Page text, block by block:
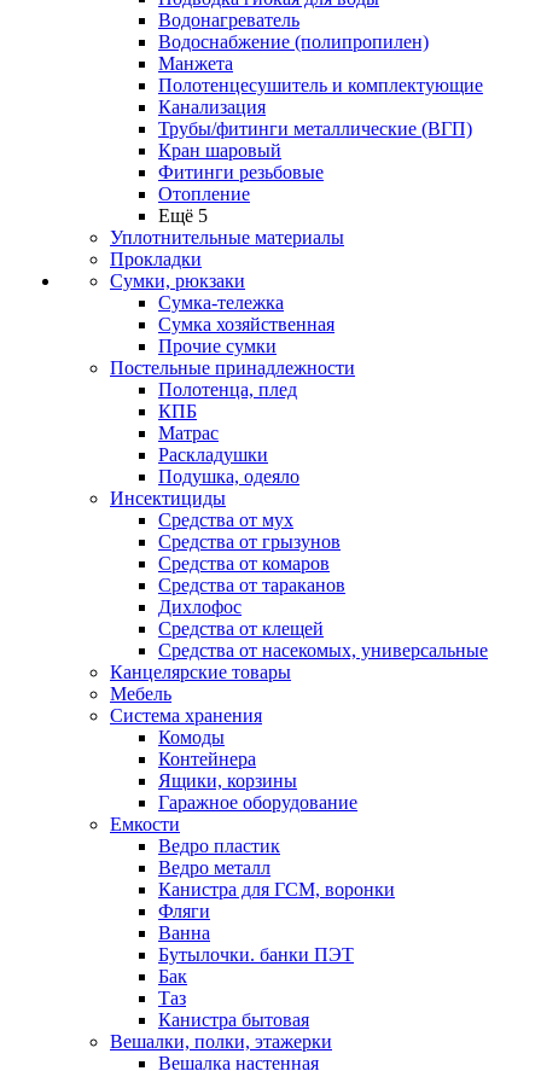
Водонагреватель
Водоснабжение (полипропилен)
Манжета
Полотенцесушитель и комплектующие
Канализация
Трубы/фитинги металлические (ВГП)
Кран шаровый
Фитинги резьбовые
Отопление
Ещё 5
Уплотнительные материалы
Прокладки
Сумки, рюкзаки
Сумка-тележка
Сумка хозяйственная
Прочие сумки
Постельные принадлежности
Полотенца, плед
КПБ
Матрас
Раскладушки
Подушка, одеяло
Инсектициды
Средства от мух
Средства от грызунов
Средства от комаров
Средства от тараканов
Дихлофос
Средства от клещей
Средства от насекомых, универсальные
Канцелярские товары
Мебель
Система хранения
Комоды
Контейнера
Ящики, корзины
Гаражное оборудование
Емкости
Ведро пластик
Ведро металл
Канистра для ГСМ, воронки
Фляги
Ванна
Бутылочки. банки ПЭТ
Бак
Таз
Канистра бытовая
Вешалки, полки, этажерки
Вешалка настенная